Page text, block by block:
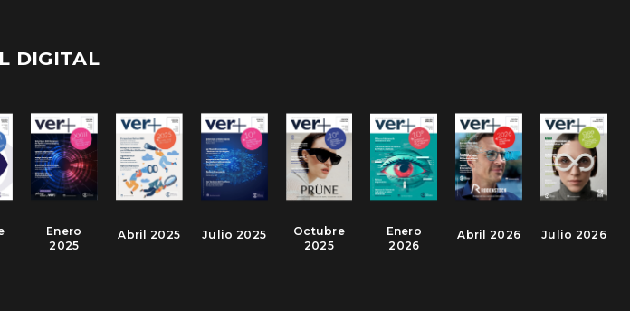
DIGITAL
Julio 2026
Abril 2026
Enero
2026
Octubre
2025
Julio 2025
Abril 2025
Enero
2025